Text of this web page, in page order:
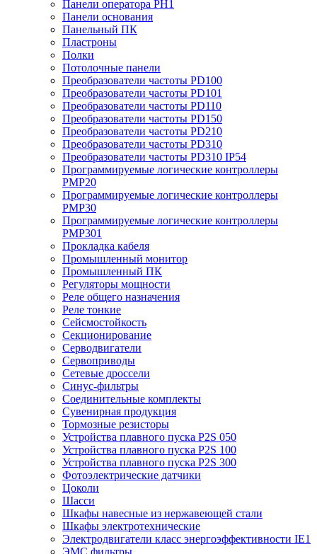
Панели оператора PH1
Панели основания
Панельный ПК
Пластроны
Полки
Потолочные панели
Преобразователи частоты PD100
Преобразователи частоты PD101
Преобразователи частоты PD110
Преобразователи частоты PD150
Преобразователи частоты PD210
Преобразователи частоты PD310
Преобразователи частоты PD310 IP54
Программируемые логические контроллеры
PMP20
Программируемые логические контроллеры
PMP30
Программируемые логические контроллеры
PMP301
Прокладка кабеля
Промышленный монитор
Промышленный ПК
Регуляторы мощности
Реле общего назначения
Реле тонкие
Сейсмостойкость
Секционирование
Серводвигатели
Сервоприводы
Сетевые дроссели
Синус-фильтры
Соединительные комплекты
Сувенирная продукция
Тормозные резисторы
Устройства плавного пуска P2S 050
Устройства плавного пуска P2S 100
Устройства плавного пуска P2S 300
Фотоэлектрические датчики
Цоколи
Шасси
Шкафы навесные из нержавеющей стали
Шкафы электротехнические
Электродвигатели класс энергоэффективности IE1
ЭМС фильтры